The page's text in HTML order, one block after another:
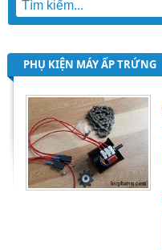
PHỤ KIỆN MÁY ẤP TRỨNG